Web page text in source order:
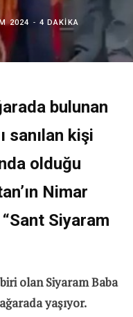
2024 4 DAKIKA
bulunan
sanılan kişi
olduğu
Nimar
Siyaram
olan Siyaram Baba
yaşıyor.